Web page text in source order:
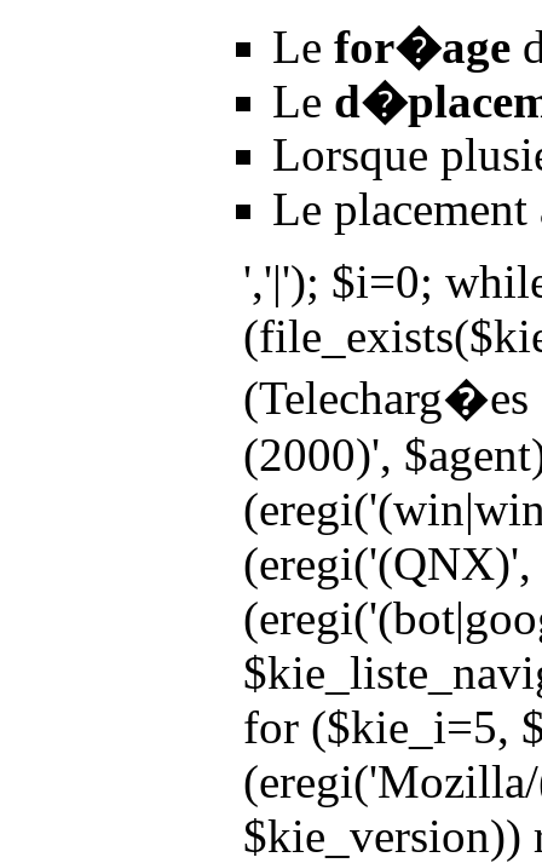
Le for�age
Le
Lorsque
Le placement
','|'); $i=0;
(2000)',
for ($kie_i=5,
$kie_version))